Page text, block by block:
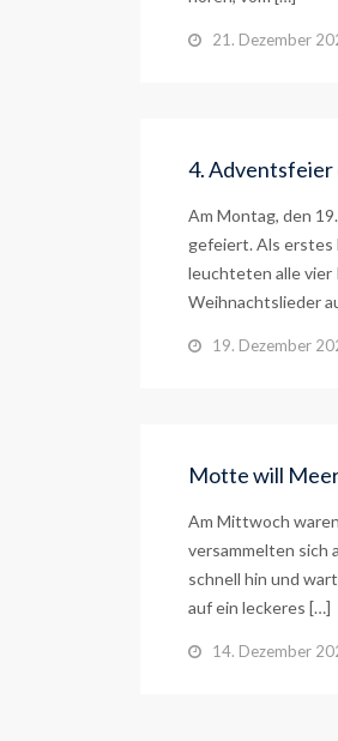
21. Dezember
4. Adventsfeier
Am Montag, den
gefeiert. Als erstes
leuchteten alle vier
Weihnachtslieder
19. Dezember
Motte will
Am Mittwoch
versammelten sich
schnell hin und
auf ein leckeres […]
14. Dezember